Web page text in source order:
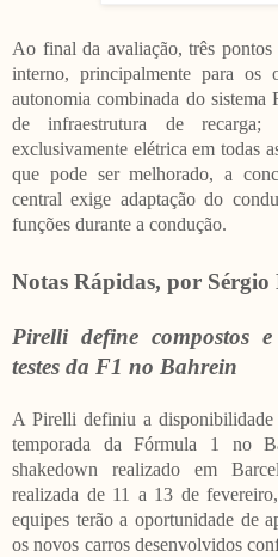
Ao final da avaliação, três pontos
interno, principalmente para os
autonomia combinada do sistema
de infraestrutura de
exclusivamente elétrica em todas
que pode ser melhorado, a
central exige adaptação do
funções durante a condução.
Notas Rápidas, por Sérgio
Pirelli define compostos
testes da F1 no Bahrein
A Pirelli definiu a disponibilidade
temporada da Fórmula 1 no
shakedown realizado em
realizada de 11 a 13 de
equipes terão a oportunidade de
os novos carros desenvolvidos